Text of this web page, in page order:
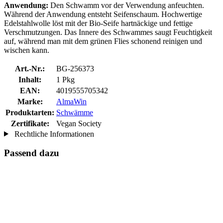
Anwendung: Den Schwamm vor der Verwendung anfeuchten.
Während der Anwendung entsteht Seifenschaum. Hochwertige
Edelstahlwolle löst mit der Bio-Seife hartnäckige und fettige
Verschmutzungen. Das Innere des Schwammes saugt Feuchtigkeit
auf, während man mit dem grünen Flies schonend reinigen und
wischen kann.
Art.-Nr.:
BG-256373
Inhalt:
1 Pkg
EAN:
4019555705342
Marke:
AlmaWin
Produktarten: Schwämme
Zertifikate:
Vegan Society
Rechtliche Informationen
Passend dazu